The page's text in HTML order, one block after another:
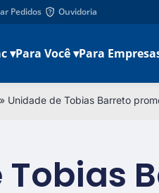
Pedidos Ouvidoria
▾Para Você ▾Para
Unidade de Tobias Barreto
Tobias